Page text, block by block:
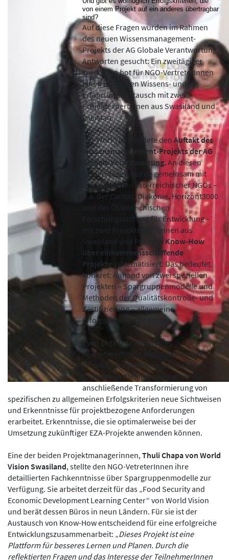
von einem Projekt auf ein anderes übertragbar
sind?
Auf diese Fragen wurden im Rahmen
des neuen Wissensmanagement-
Projekts der AG Globale Verantwortung
Antworten gesucht: Ein zweitägiger
Workshop bot für NGO-VertreterInnen
einen intensiven Wissens- und
Erfahrungsaustausch mit zwei
Projektexpertinnen aus Swasiland und
Pakistan.
Der Workshop bildete denAuftakt des
Wissensmanagement-Projekts der AG
Globale Verantwortung.An diesen
beiden Tagen wurde gemeinsam mit
VertreterInnen österreichischer NGOs –
u.a. der Caritas, Diakonie, Horizont3000
und der Österreichischen
Forschungsstiftung für Entwicklung –
mit zwei Projektexpertinnen aus
Swasiland und Pakistan Know-How
über einkommensschaffende
Projekte systematisiert. Das bedeutet
konkret: Anhand von zwei speziellen
Projekten – Spargruppenmodelle und
Methoden der Qualitätskontrolle- und
Zertifizierung – allgemeine
Erfolgskriterien zu finden.
Zwei Tage lang haben die
TeilnehmerInnen durch moderierte
Projektpräsentationen, umfassende
Analysen in Kleingruppen sowie die
anschließende Transformierung von
spezifischen zu allgemeinen Erfolgskriterien neue Sichtweisen
und Erkenntnisse für projektbezogene Anforderungen
erarbeitet. Erkenntnisse, die sie optimalerweise bei der
Umsetzung zukünftiger EZA-Projekte anwenden können.
Eine der beiden Projektmanagerinnen, Thuli Chapa von World
Vision Swasiland, stellte den NGO-VetreterInnen ihre
detaillierten Fachkenntnisse über Spargruppenmodelle zur
Verfügung. Sie arbeitet derzeit für das „Food Security and
Economic Development Learning Center“ von World Vision
und berät dessen Büros in neun Ländern. Für sie ist der
Austausch von Know-How entscheidend für eine erfolgreiche
Entwicklungszusammenarbeit: „Dieses Projekt ist eine
Plattform für besseres Lernen und Planen. Durch die
reflektierten Fragen und das Interesse der TeilnehmerInnen